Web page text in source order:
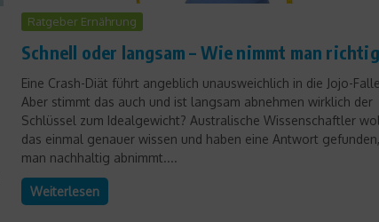
Ratgeber Ernährung
Schnell oder langsam – Wie nimmt man
Eine Crash-Diät führt angeblich unausweichlich in die Jojo-
Aber stimmt das auch und ist langsam abnehmen wirklich der
Schlüssel zum Idealgewicht? Australische Wissenschaftler
das einmal genauer wissen und haben eine Antwort
man nachhaltig abnimmt....
Weiterlesen